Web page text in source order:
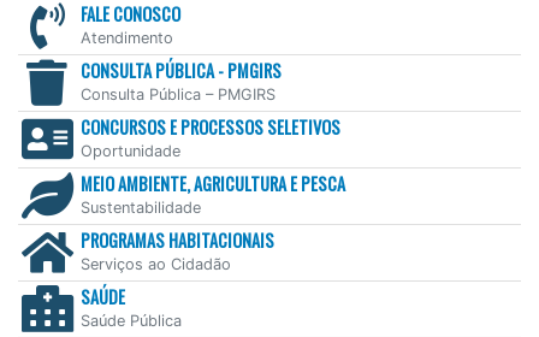
FALE CONOSCO
Atendimento
CONSULTA PÚBLICA - PMGIRS
Consulta Pública – PMGIRS
CONCURSOS E PROCESSOS SELETIVOS
Oportunidade
MEIO AMBIENTE, AGRICULTURA E PESCA
Sustentabilidade
PROGRAMAS HABITACIONAIS
Serviços ao Cidadão
SAÚDE
Saúde Pública